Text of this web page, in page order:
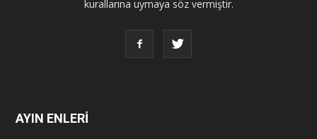
kurallarına uymaya söz vermiştir.
AYIN ENLERİ